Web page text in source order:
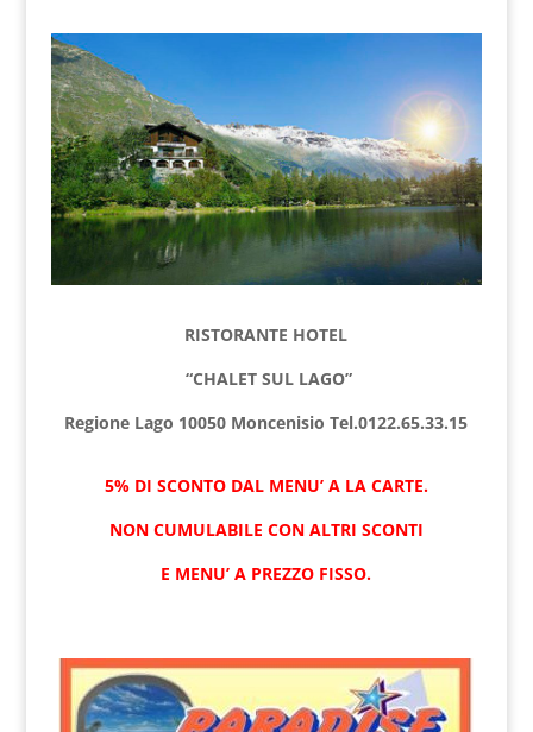
RISTORANTE HOTEL
“CHALET SUL LAGO”
Regione Lago 10050 Moncenisio Tel.0122.65.33.15
5% DI SCONTO DAL MENU’ A LA CARTE.
NON CUMULABILE CON ALTRI SCONTI
E MENU’ A PREZZO FISSO.